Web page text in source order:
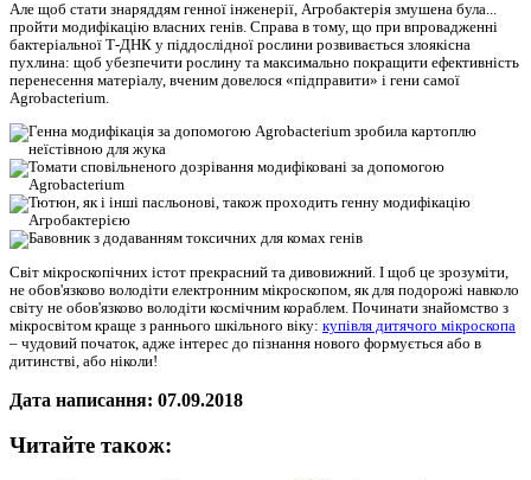
Але щоб стати знаряддям генної інженерії, Агробактерія змушена була...
пройти модифікацію власних генів. Справа в тому, що при впровадженні
бактеріальної Т-ДНК у піддослідної рослини розвивається злоякісна
пухлина: щоб убезпечити рослину та максимально покращити ефективність
перенесення матеріалу, вченим довелося «підправити» і гени самої
Agrobacterium.
Світ мікроскопічних істот прекрасний та дивовижний. І щоб це зрозуміти,
не обов'язково володіти електронним мікроскопом, як для подорожі навколо
світу не обов'язково володіти космічним кораблем. Починати знайомство з
мікросвітом краще з раннього шкільного віку: купівля дитячого мікроскопа
– чудовий початок, адже інтерес до пізнання нового формується або в
дитинстві, або ніколи!
Дата написання: 07.09.2018
Читайте також: